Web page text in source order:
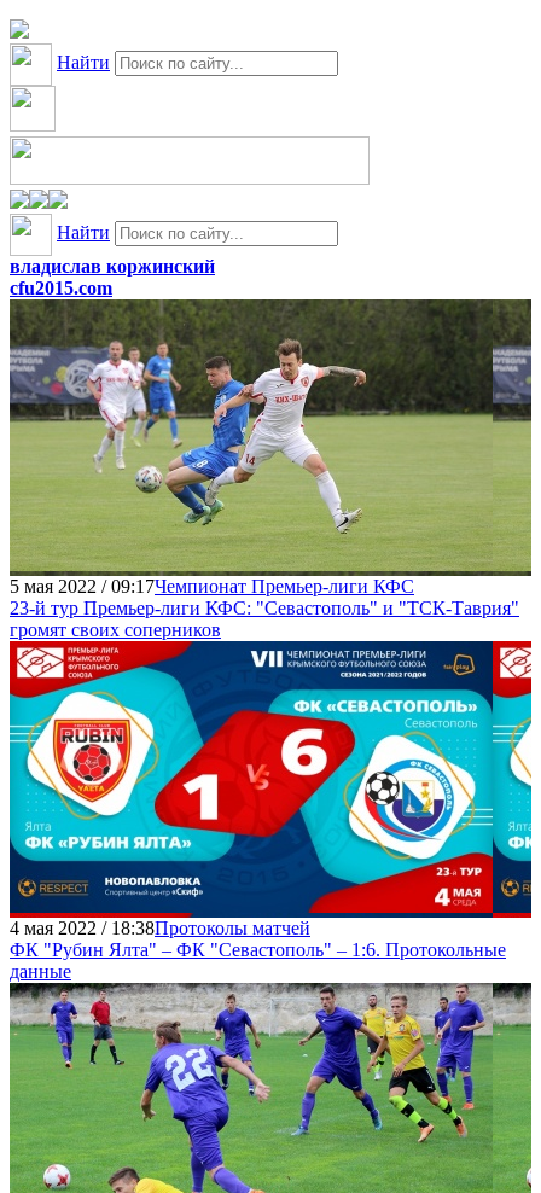
Найти
Найти
владислав коржинский
cfu2015.com
5 мая 2022 / 09:17Чемпионат Премьер-лиги КФС
23-й тур Премьер-лиги КФС: "Севастополь" и "ТСК-Таврия"
громят своих соперников
4 мая 2022 / 18:38Протоколы матчей
ФК "Рубин Ялта" – ФК "Севастополь" – 1:6. Протокольные
данные